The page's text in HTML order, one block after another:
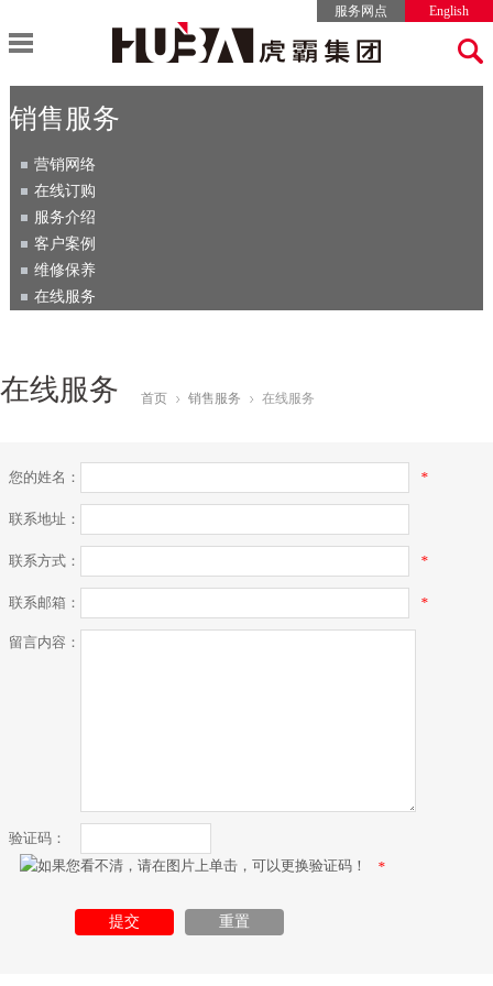
服务网点 English
集团介绍
发展历程
公司荣誉
公司视频
公司新闻
塔头式塔式起重机
动臂式塔式起重机
施工升降机
营销网络
服务介绍
客户案例
维护保养
加入我们
销售服务
营销网络
在线订购
服务介绍
客户案例
维修保养
在线服务
在线服务 首页  销售服务  在线服务
您的姓名： *
联系地址：
联系方式： *
联系邮箱： *
留言内容：
验证码：
*
提交 重置